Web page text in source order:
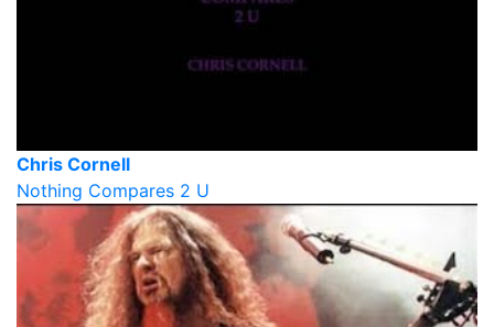
Chris Cornell
Nothing Compares 2 U